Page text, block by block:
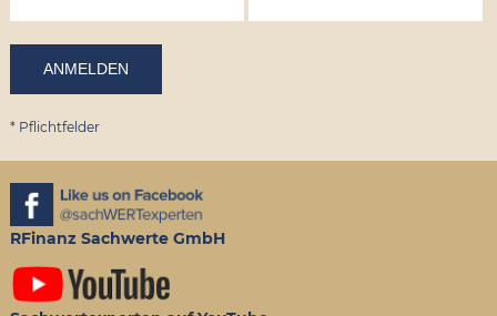
*Pflichtfelder
RFinanz Sachwerte GmbH